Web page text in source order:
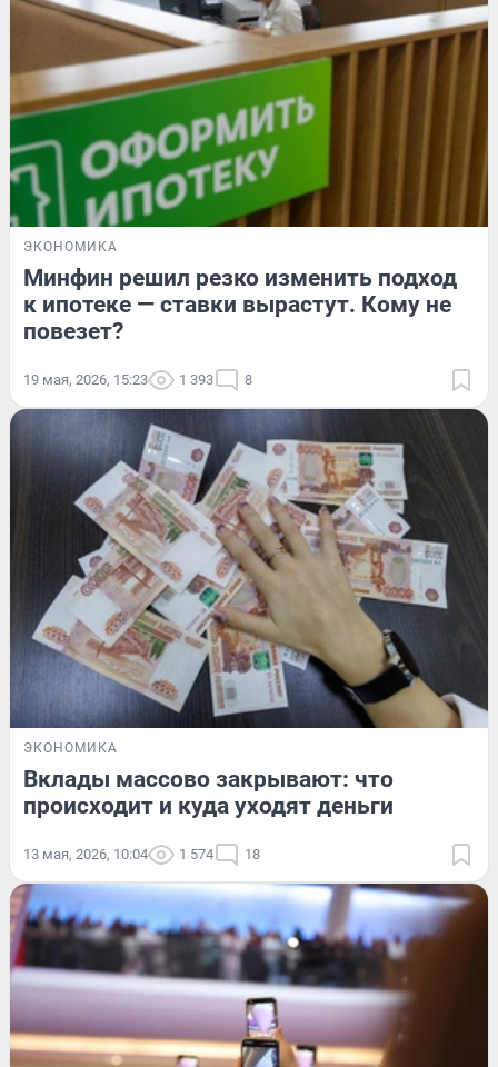
ЭКОНОМИКА
Минфин решил резко изменить подход
к ипотеке — ставки вырастут. Кому не
повезет?
19 мая, 2026, 15:23 1 393 8
ЭКОНОМИКА
Вклады массово закрывают: что
происходит и куда уходят деньги
13 мая, 2026, 10:04 1 574 18